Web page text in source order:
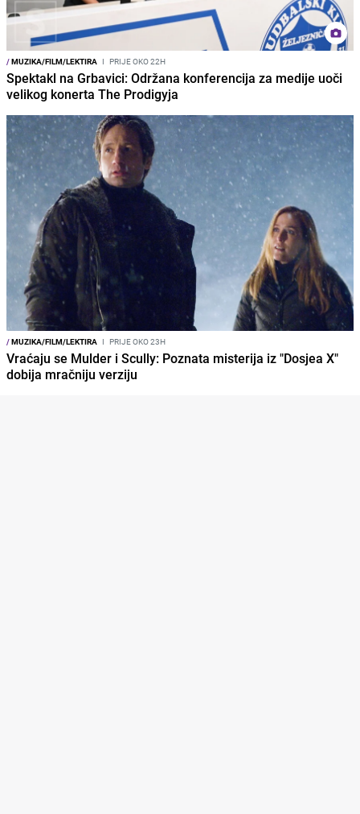
/MUZIKA/FILM/LEKTIRA I PRIJE OKO 22H
Spektakl na Grbavici: Održana konferencija za medije uoči
velikog konerta The Prodigyja
/MUZIKA/FILM/LEKTIRA I PRIJE OKO 23H
Vraćaju se Mulder i Scully: Poznata misterija iz "Dosjea X"
dobija mračniju verziju